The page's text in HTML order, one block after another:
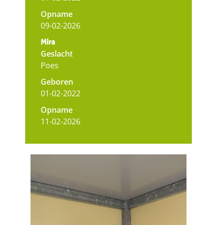
Opname
09-02-2026
Mira
Geslacht
Poes
Geboren
01-02-2022
Opname
11-02-2026